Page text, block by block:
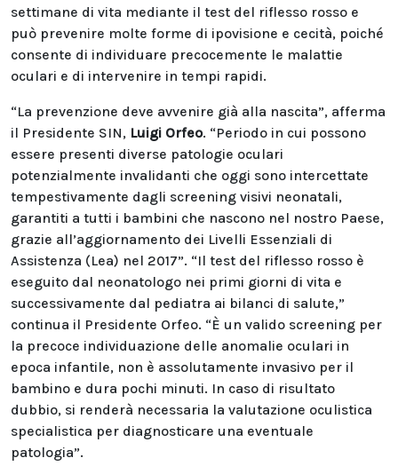
settimane di vita mediante il test del riflesso rosso e
può prevenire molte forme di ipovisione e cecità, poiché
consente di individuare precocemente le malattie
oculari e di intervenire in tempi rapidi.
“La prevenzione deve avvenire già alla nascita”, afferma
il Presidente SIN, Luigi Orfeo. “Periodo in cui possono
essere presenti diverse patologie oculari
potenzialmente invalidanti che oggi sono intercettate
tempestivamente dagli screening visivi neonatali,
garantiti a tutti i bambini che nascono nel nostro Paese,
grazie all’aggiornamento dei Livelli Essenziali di
Assistenza (Lea) nel 2017”. “Il test del riflesso rosso è
eseguito dal neonatologo nei primi giorni di vita e
successivamente dal pediatra ai bilanci di salute,”
continua il Presidente Orfeo. “È un valido screening per
la precoce individuazione delle anomalie oculari in
epoca infantile, non è assolutamente invasivo per il
bambino e dura pochi minuti. In caso di risultato
dubbio, si renderà necessaria la valutazione oculistica
specialistica per diagnosticare una eventuale
patologia”.